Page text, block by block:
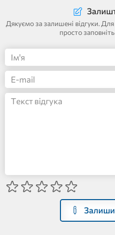
Дякуємо за залишені відгуки.
просто